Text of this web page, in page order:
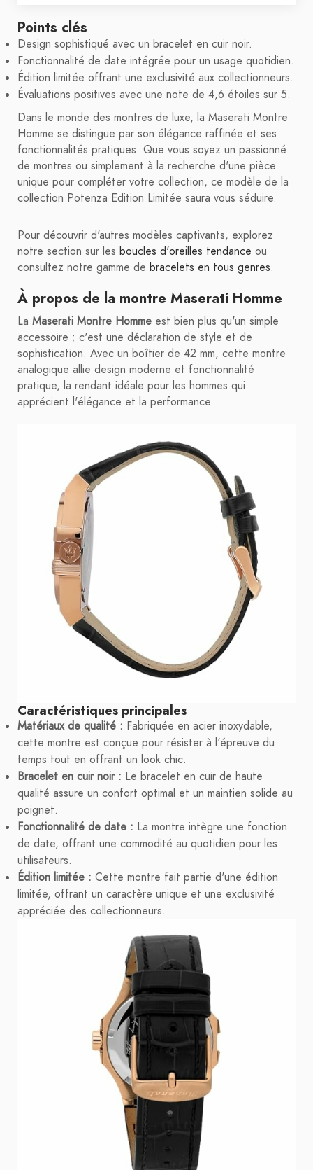
Points clés
Design sophistiqué avec un bracelet en cuir noir.
Fonctionnalité de date intégrée pour un usage quotidien.
Édition limitée offrant une exclusivité aux collectionneurs.
Évaluations positives avec une note de 4,6 étoiles sur 5.
Dans le monde des montres de luxe, la Maserati Montre
Homme se distingue par son élégance raffinée et ses
fonctionnalités pratiques. Que vous soyez un passionné
de montres ou simplement à la recherche d'une pièce
unique pour compléter votre collection, ce modèle de la
collection Potenza Edition Limitée saura vous séduire.
Pour découvrir d'autres modèles captivants, explorez
notre section sur les boucles d'oreilles tendance ou
consultez notre gamme de bracelets en tous genres.
À propos de la montre Maserati Homme
La Maserati Montre Homme est bien plus qu'un simple
accessoire ; c'est une déclaration de style et de
sophistication. Avec un boîtier de 42 mm, cette montre
analogique allie design moderne et fonctionnalité
pratique, la rendant idéale pour les hommes qui
apprécient l'élégance et la performance.
Caractéristiques principales
Matériaux de qualité : Fabriquée en acier inoxydable,
cette montre est conçue pour résister à l'épreuve du
temps tout en offrant un look chic.
Bracelet en cuir noir : Le bracelet en cuir de haute
qualité assure un confort optimal et un maintien solide au
poignet.
Fonctionnalité de date : La montre intègre une fonction
de date, offrant une commodité au quotidien pour les
utilisateurs.
Édition limitée : Cette montre fait partie d'une édition
limitée, offrant un caractère unique et une exclusivité
appréciée des collectionneurs.